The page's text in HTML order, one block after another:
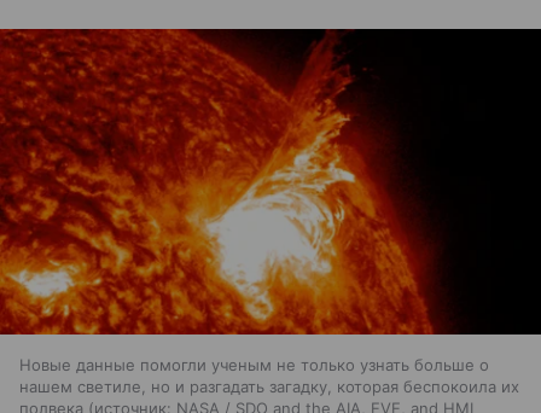
Новые данные помогли ученым не только узнать больше о
нашем светиле, но и разгадать загадку, которая беспокоила их
полвека
источник: NASA / SDO and the AIA, EVE, and HMI